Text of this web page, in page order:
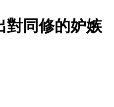
對同修的妒嫉